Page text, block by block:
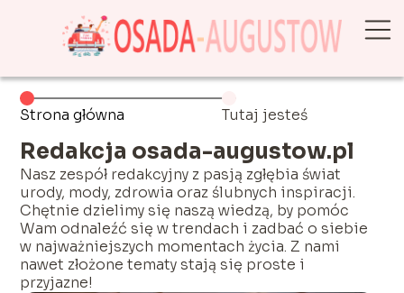
Strona główna Tutaj jesteś
Redakcja osada-augustow.pl
Nasz zespół redakcyjny z pasją zgłębia świat
urody, mody, zdrowia oraz ślubnych inspiracji.
Chętnie dzielimy się naszą wiedzą, by pomóc
Wam odnaleźć się w trendach i zadbać o siebie
w najważniejszych momentach życia. Z nami
nawet złożone tematy stają się proste i
przyjazne!